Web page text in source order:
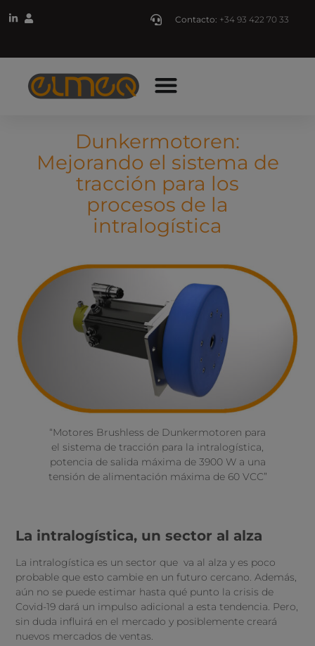
Contacto: +34 93 422 70 33
Dunkermotoren:
Mejorando el sistema de
tracción para los
procesos de la
intralogística
“Motores Brushless de Dunkermotoren para
el sistema de tracción para la intralogística,
potencia de salida máxima de 3900 W a una
tensión de alimentación máxima de 60 VCC”
La intralogística, un sector al alza
La intralogística es un sector que va al alza y es poco
probable que esto cambie en un futuro cercano. Además,
aún no se puede estimar hasta qué punto la crisis de
Covid-19 dará un impulso adicional a esta tendencia. Pero,
sin duda influirá en el mercado y posiblemente creará
nuevos mercados de ventas.